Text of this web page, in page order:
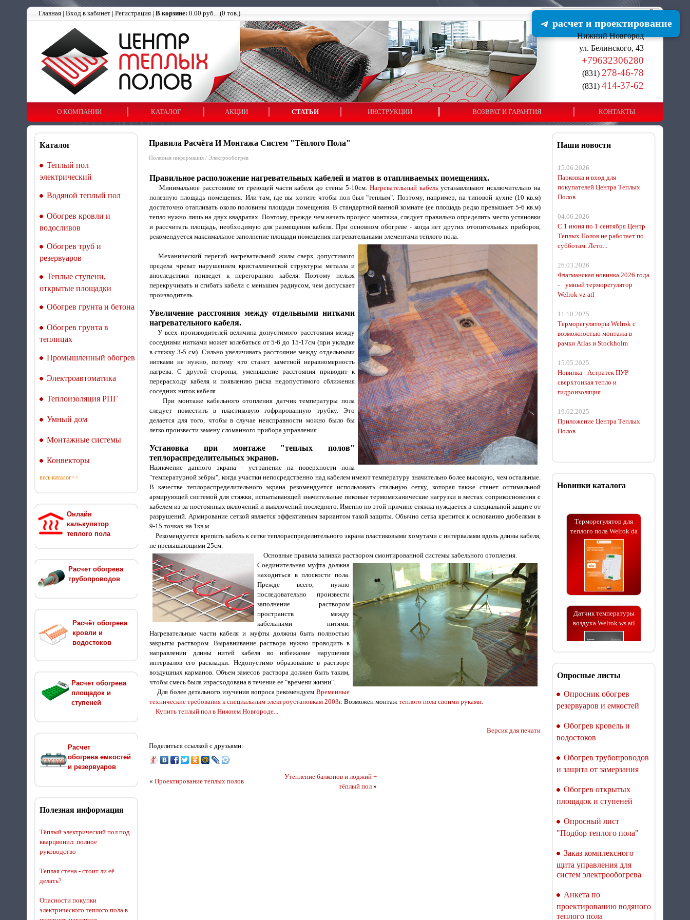
Главная | Вход в кабинет | Регистрация | В корзине: 0.00 руб. (0 тов.)
Нижний Новгород
ул. Белинского, 43
+79632306280
(831) 278-46-78
(831) 414-37-62
О КОМПАНИИ КАТАЛОГ АКЦИИ СТАТЬИ ИНСТРУКЦИИ ВОЗВРАТ И ГАРАНТИЯ КОНТАКТЫ
Каталог
Теплый пол
электрический
Водяной теплый пол
Обогрев кровли и
водосливов
Обогрев труб и
резервуаров
Теплые ступени,
открытые площадки
Обогрев грунта и бетона
Обогрев грунта в
теплицах
Промышленный обогрев
Электроавтоматика
Теплоизоляция РПГ
Умный дом
Монтажные системы
Конвекторы
весь каталог>>
Онлайн
калькулятор
теплого пола
Расчет обогрева
трубопроводов
Расчёт обогрева
кровли и
водостоков
Расчет обогрева
площадок и
ступеней
Расчет
обогрева емкостей
и резервуаров
Полезная информация
Тёплый электрический пол под
кварцвинил: полное
руководство
Теплая стена - стоит ли её
делать?
Опасности покупки
электрического теплого пола в
Правила Расчёта И Монтажа Систем "тёплого Пола"
Полезная информация / Электрообогрев
Правильное расположение нагревательных кабелей и матов в отапливаемых помещениях.
Минимальное расстояние от греющей части кабеля до стены 5-10см. Нагревательный кабельустанавливают исключительно на
полезную площадь помещения. Или там, где вы хотите чтобы пол был "теплым". Поэтому, например, на типовой кухне (10 кв.м)
достаточно отапливать около половины площади помещения. В стандартной ванной комнате (ее площадь редко превышает 5-6 кв.м)
тепло нужно лишь на двух квадратах. Поэтому, прежде чем начать процесс монтажа, следует правильно определить место установки
и рассчитать площадь, необходимую для размещения кабеля. При основном обогреве - когда нет других отопительных приборов,
рекомендуется максимальное заполнение площади помещения нагревательными элементами теплого пола.
Механический перегиб нагревательной жилы сверх допустимого
предела чреват нарушением кристаллической структуры металла и
впоследствии приведет к перегоранию кабеля. Поэтому нельзя
перекручивать и сгибать кабели с меньшим радиусом, чем допускает
производитель.
Увеличение расстояния между отдельными нитками
нагревательного кабеля.
У всех производителей величина допустимого расстояния между
соседними нитками может колебаться от 5-6 до 15-17см (при укладке
в стяжку 3-5 см). Сильно увеличивать расстояние между отдельными
нитками не нужно, потому что станет заметной неравномерность
нагрева. С другой стороны, уменьшение расстояния приводит к
перерасходу кабеля и появлению риска недопустимого сближения
соседних ниток кабеля.
При монтаже кабельного отопления датчик температуры пола
следует поместить в пластиковую гофрированную трубку. Это
делается для того, чтобы в случае неисправности можно было бы
легко произвести замену сломанного прибора управления.
Установка при монтаже "теплых полов"
теплораспределительных экранов.
Назначение данного экрана - устранение на поверхности пола
"температурной зебры", когда участки непосредственно над кабелем имеют температуру значительно более высокую, чем остальные.
В качестве теплораспределительного экрана рекомендуется использовать стальную сетку, которая также станет оптимальной
армирующей системой для стяжки, испытывающей значительные пиковые термомеханические нагрузки в местах соприкосновения с
кабелем из-за постоянных включений и выключений последнего. Именно по этой причине стяжка нуждается в специальной защите от
разрушений. Армирование сеткой является эффективным вариантом такой защиты. Обычно сетка крепится к основанию дюбелями в
9-15 точках на 1кв.м.
Рекомендуется крепить кабель к сетке теплораспределительного экрана пластиковыми хомутами с интервалами вдоль длины кабеля,
не превышающими 25см.
Основные правила заливки раствором смонтированной системы кабельного отопления.
Соединительная муфта должна
находиться в плоскости пола.
Прежде всего, нужно
последовательно произвести
заполнение раствором
пространств между
кабельными нитями.
Нагревательные части кабеля и муфты должны быть полностью
закрыты раствором. Выравнивание раствора нужно проводить в
направлении длины нитей кабеля во избежание нарушения
интервалов его раскладки. Недопустимо образование в растворе
воздушных карманов. Объем замесов раствора должен быть таким,
чтобы смесь была израсходована в течение ее "времени жизни".
Для более детального изучения вопроса рекомендуем Временные
технические требования к специальным электроустановкам 2003г. Возможен монтаж теплого пола своими руками.
Купить теплый пол в Нижнем Новгороде...
Версия для печати
Поделиться ссылкой с друзьями:
« Проектирование теплых полов
Утепление балконов и лоджий +
тёплый пол »
Наши новости
15.06.2026
Парковка и вход для
покупателей Центра Теплых
Полов
04.06.2026
С 1 июня по 1 сентября Центр
Теплых Полов не работает по
субботам. Лето...
26.03.2026
Флагманская новинка 2026 года
- умный терморегулятор
Welrok vz atl
11.10.2025
Терморегуляторы Welrok с
возможностью монтажа в
рамки Atlas и Stockholm
15.05.2025
Новинка - Астратек ПУР
сверхтонкая тепло и
гидроизоляция
19.02.2025
Приложение Центра Теплых
Полов
Новинки каталога
Терморегулятор для
теплого пола Welrok da
Датчик температуры
воздуха Welrok ws atl
Терморегулятор для
теплого пола Welrok Mex
теплого пола Welrok Mex
bk atl
Терморегулятор для
atl WiFi с датчиком
воздуха
Опросные листы
Опросник обогрев
резервуаров и емкостей
Обогрев кровель и
водостоков
Обогрев трубопроводов
и защита от замерзания
Обогрев открытых
площадок и ступеней
Опросный лист
"Подбор теплого пола"
Заказ комплексного
щита управления для
систем электрообогрева
Анкета по
проектированию водяного
теплого пола
расчет и проектирование